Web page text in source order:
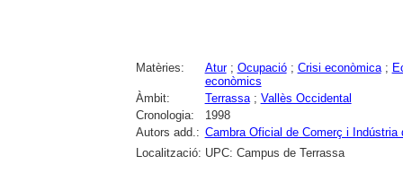
Matèries: Atur; Ocupació; Crisi econòmica;
econòmics
Àmbit:
Terrassa; Vallès Occidental
Cronologia:
1998
Autors add.: Cambra Oficial de Comerç i Indústria
Localització: UPC: Campus de Terrassa